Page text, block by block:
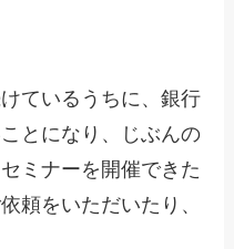
ているうちに、銀行
とになり、じぶんの
ミナーを開催できた
頼をいただいたり、